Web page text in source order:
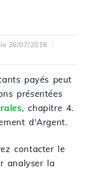
26/07/2018
payés peut
présentées
, chapitre 4.
d'Argent.
contacter le
analyser la